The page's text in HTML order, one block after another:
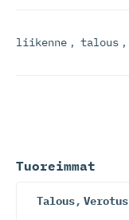
liikenne , talous ,
Tuoreimmat
Talous, Verotus